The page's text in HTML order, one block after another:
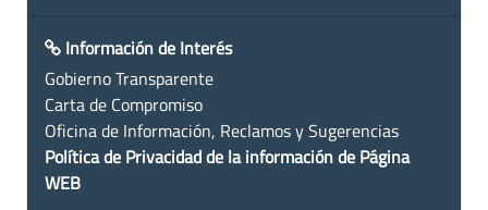
Información de Interés
Gobierno Transparente
Carta de Compromiso
Oficina de Información, Reclamos y Sugerencias
Política de Privacidad de la información de Página
WEB